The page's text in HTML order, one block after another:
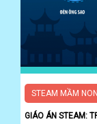
STEAM MẦM NON
GIÁO ÁN STEAM: